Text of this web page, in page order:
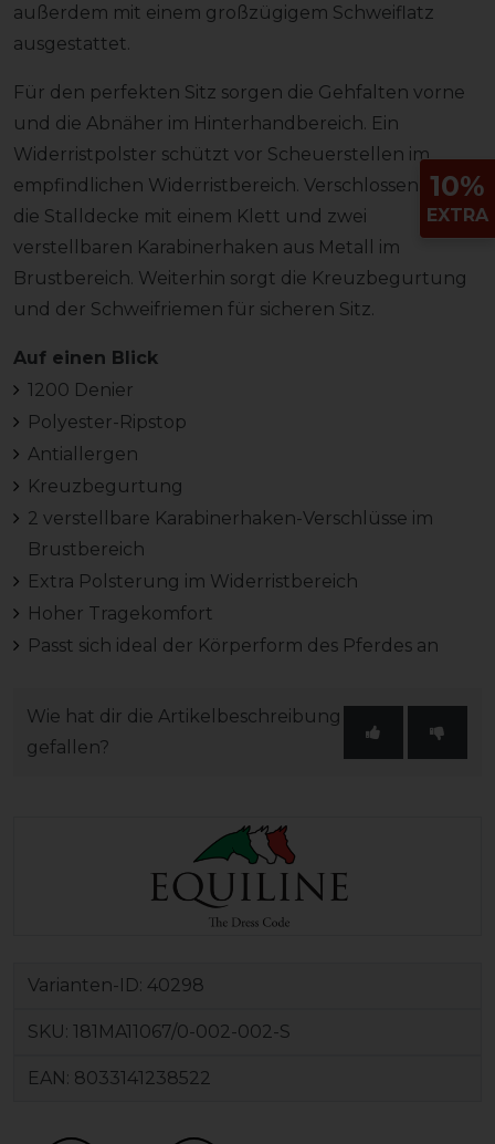
außerdem mit einem großzügigem Schweiflatz
ausgestattet.
Für den perfekten Sitz sorgen die Gehfalten vorne
und die Abnäher im Hinterhandbereich. Ein
Widerristpolster schützt vor Scheuerstellen im
empfindlichen Widerristbereich. Verschlossen wird
die Stalldecke mit einem Klett und zwei
verstellbaren Karabinerhaken aus Metall im
Brustbereich. Weiterhin sorgt die Kreuzbegurtung
und der Schweifriemen für sicheren Sitz.
Auf einen Blick
1200 Denier
Polyester-Ripstop
Antiallergen
Kreuzbegurtung
2 verstellbare Karabinerhaken-Verschlüsse im
Brustbereich
Extra Polsterung im Widerristbereich
Hoher Tragekomfort
Passt sich ideal der Körperform des Pferdes an
Wie hat dir die Artikelbeschreibung
gefallen?
Varianten-ID: 40298
SKU: 181MA11067/0-002-002-S
EAN: 8033141238522
10%
EXTRA